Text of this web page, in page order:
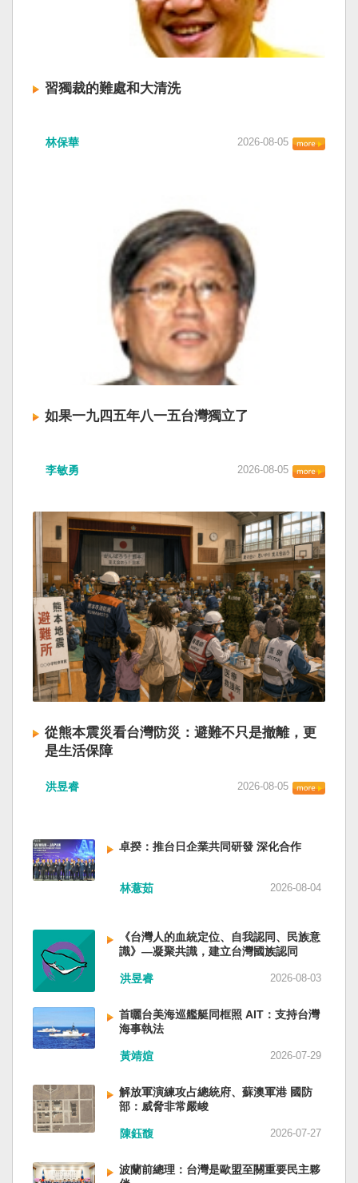
顧國際反對，實施「民族團結進步促進法」，
「對中政策跨國議會聯盟」（IPAC）隨即發表聲
明，譴責嚴重違反基本人權。他感謝IPAC日本共
同主席中谷元、IPAC執行主任裴倫德昨以行動再
次彰顯這份聲明的立場，很榮幸代表台灣人民接
受IPAC的聲明，台灣會給予堅定的支持，共同捍
更透過跨國鎮壓手段，對世界各國人民進行政治
紅色恐怖正在世界各地蔓延，今年論壇主題聚焦
討論全球的民主韌性、灰帶侵擾的因應聯防，以
及非紅供應鏈的重塑，更加反映出台灣在國際社
會中的角色定位，以及期許台灣能承擔的國際責
任。 賴清德表示，當今台灣的民主成就受到國際
的肯定，面對中國「民促法」的威脅，台灣不會
接受統戰滲透和紅色恐怖、不會坐視中國將壓迫
黑手伸進台灣，或任何自由國家與地區。 賴清德
強調，台灣會以行動積極響應，落實「集體防
禦、責任分擔」，並將持續提升國防力量、強化
量，確保印太區域的和平穩定；台灣也將善用
韌性，讓彼此的國家更安全更繁榮。 最後，賴清
斷，台灣有堅定的意志，確保民主燈塔永明，自
由基石永固。
習獨裁的難處和大清洗
中全會。本來以為在七月上海的AI全球大會以
「適應不同群體消費需求擴大優質供給」。顯然
七月中國官方的經濟數字，製造業採購經理人指
數PMI，由六月的五十．三％大幅滑落至四十九．
二％，不僅低於預估的五十．一％，更一舉跌破
五十％榮枯線，加上非製造業和綜合PMI產出指數
三大核心指標同步跌穿榮枯線，習近平的梭哈
（孤注一擲）失敗，在會議文件上不得不兩處承
認「困難」。 一處是「有效應對各種外部衝擊和
內部困難」，後面提及「要高度重視經濟運行中
的困難挑戰」。其後各段落所說的例如公平競
企業帳款拖欠問題」，更暴露企業之間拖欠已經
到「兜牢基層『三保』底線」和「抓好『一老一
精氣神，不斷創造高質量發展新業績」。不懂什
麼是「精氣神」，還以為是假文件，是新時代習
近平思想嗎？ 最後一句是「會議還研究了其他事
項。」這是每次外媒最感興趣的問題，那就是人
事問題。港媒大做文章，排查二十屆中央委員清
洗了多少人？這為習近平的進一步獨裁和二十一
大續任鋪平道路。據統計，過去一年，已有十九
名中央委員被官方宣布落馬或罷免全國人大代表
職務。另外還有「失蹤」者。總共接近三十人。
領銜的是兩名政治局委員：軍委副主席張又俠與
新疆黨委書記馬興瑞。 軍方還有原中央軍委副主
立、原軍委政治工作部主任苗華、前信息支援部
隊政委李偉、前陸軍司令員李橋、前中央軍委裝
前空軍政委郭普校、前東部戰區政委劉青松、前
委鍾紹軍等。 黨政系統部分，前廣西政府主席藍
天立、前內蒙古政府主席王莉霞、前中國證監會
主席易會滿、前內蒙古黨委書記孫紹騁、前浙江
信部部長金壯龍、前中央軍民融合辦常務副主任
雷凡培，都是被不正常免職。 最新的河北黨書記
倪岳峰「另有任用」，應該是與德國之聲與紐約
時報披露張家口對海外人士動態控制平台被登錄
有關。 這些大清洗是反映習近平的穩定還是不
安？ （作者林保華為資深時事評論員）
林保華 2026-08-05
如果一九四五年八一五台灣獨立了
的歷史就不會有中國國民黨，也不會捲入迄今仍
人民共和國接續了，中國是中國，台灣是台灣。
兩岸已有正常外交，中國也可致力提升國民福
祉。 如果一九四五年八一五台灣獨立了，就像二
戰後許多殖民地選擇獨立，成為杭廷頓第二波民
主化的歷史。獨立的台灣會像脫離日本殖民的韓
國，八一五這一天成為獨立紀念日及光復節。不
同於有國家歷史的朝鮮，台灣是新興國家，開展
自己國家的歷史。台灣沒有像朝鮮的左右路線競
逐政權，造成內戰形成南韓、北朝分裂國家的歷
史。或許會有左右路線政黨，形塑台灣的國家之
路。 如果一九四五年八一五台灣獨立了，一九四
九年中華人民共和國革命推翻中華民國，中國國
民黨蔣介石政權只能選擇海南島，國共競鬥的歷
史就會是另一種局面，與台灣無關。台灣沒有中
國問題，中國也沒有台灣問題。台灣與中國也不
四五年八一五台灣獨立了，台灣會成為東亞漢字
語，一如新加坡留下英文，本土原有的福佬話、
客家話、原住民各族語也不會被壓迫。 如果一九
四五年八一五台灣獨立了，台灣早已是聯合國會
員國，也不至於迄今仍以國體不明的身分爭取加
爭。當然也沒有以反共為名、行專政之實的卅八
年戒嚴讓許多政治受難者的母親長期在黑夜哭
泣。 如果一九四五年八一五台灣獨立了，台灣早
已民主化，不必有長期戒嚴體制的壓迫，也沒有
群落留下來的遺民問題。漢字文化圈的國家台灣
會傳承更多日本留下來的風貌，如果吸引中國人
來台也是中國僑民或台灣新住民、新國民，而不
了，台灣早就是一個小而美的民主國家，不必在
國民養成過程的教育被教導成一個虛構的大國，
也不會有見證二二八事件的美國副領事葛超智
萬六千多平方公里的美麗島嶼群落，中央山脈南
北相連，四面海域環抱，是島嶼國度不是大陸國
李敏勇 2026-08-05
從熊本震災看台灣防災：避難不只是撤離，更
是生活保障
援速度與災後重建受到關注，避難所管理也成為
樣位於地震頻繁區域的台灣，防災工作不能只關
注災害發生後如何救援，更要思考受災者如何在
避難期間獲得安全且有尊嚴的生活。 台灣多年來
累積不少災害應變經驗，但每當重大災害發生，
者，即使面臨撤離要求，也不願離開自己的家
園，讓第一線執行撤離工作的公務人員承受壓
力。 表面上看，這似乎是防災意識不足；但更深
層的問題是，我們是否建立了一套讓人民願意避
只是住所，更是多年生活累積的情感依靠。離開
熟悉環境，本身就是重大心理挑戰。如果避難場
所只是學校體育館或公共禮堂，提供基本收容功
活便利性，民眾自然可能對撤離有所抗拒。 因
此，現代防災不能只是「把人帶離危險區域」，
而要建立讓人民相信「離開家後仍能受到妥善照
障礙者等需求，包括降溫設備、電力備援、醫療
支援與基本生活品質。 在重大災害應變中，台灣
洪昱睿 2026-08-05
卓揆：推台日企業共同研發 深化合作
林薏茹 2026-08-04
《台灣人的血統定位、自我認同、民族意
識》—凝聚共識，建立台灣國族認同
洪昱睿 2026-08-03
首曬台美海巡艦艇同框照 AIT：支持台灣
海事執法
黃靖媗 2026-07-29
解放軍演練攻占總統府、蘇澳軍港 國防
部：威脅非常嚴峻
陳鈺馥 2026-07-27
波蘭前總理：台灣是歐盟至關重要民主夥